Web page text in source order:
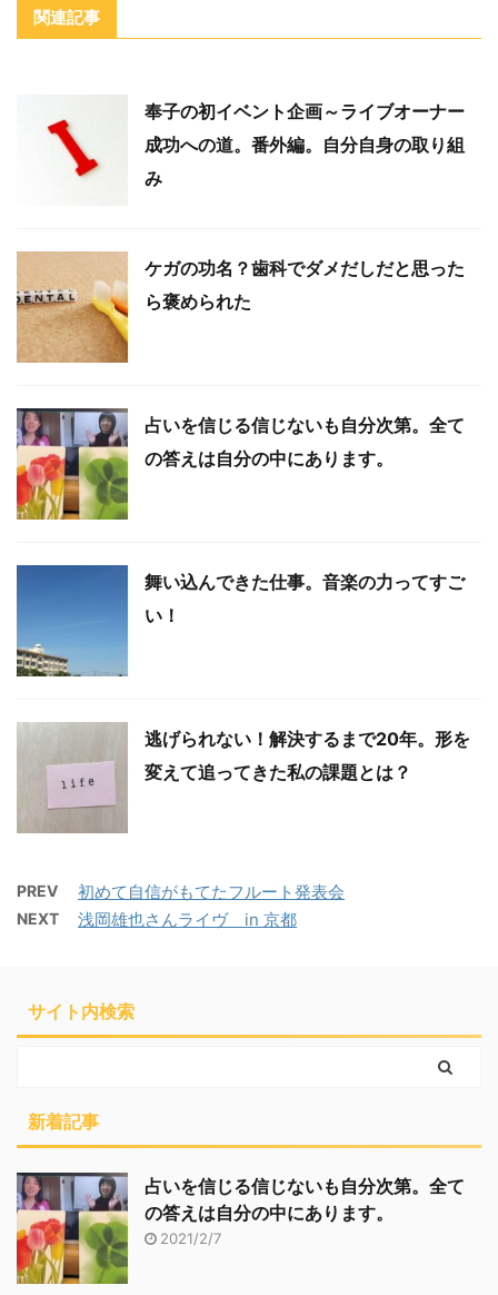
関連記事
奉子の初イベント企画～ライブオーナー
成功への道。番外編。自分自身の取り組
み
ケガの功名？歯科でダメだしだと思った
ら褒められた
占いを信じる信じないも自分次第。全て
の答えは自分の中にあります。
舞い込んできた仕事。音楽の力ってすご
い！
逃げられない！解決するまで20年。形を
変えて追ってきた私の課題とは？
PREV 初めて自信がもてたフルート発表会
NEXT 浅岡雄也さんライヴ in 京都
サイト内検索
新着記事
占いを信じる信じないも自分次第。全て
の答えは自分の中にあります。
2021/2/7